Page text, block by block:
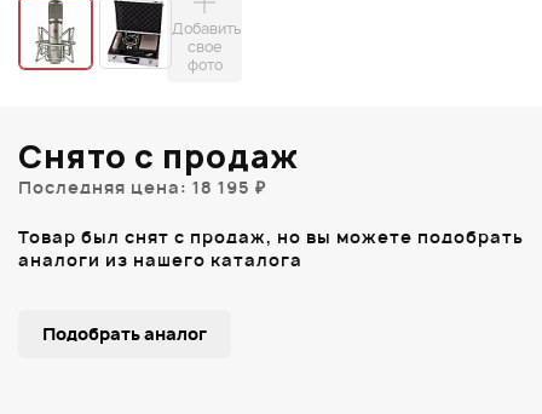
Добавить
свое
фото
Снято с продаж
Последняя цена: 18 195 ₽
Товар был снят с продаж, но вы можете подобрать
аналоги из нашего каталога
Подобрать аналог